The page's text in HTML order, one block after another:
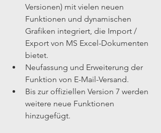
Versionen) mit vielen neuen
Funktionen und dynamischen
Grafiken integriert, die Import /
Export von MS Excel-Dokumenten
bietet.
Neufassung und Erweiterung der
Funktion von E-Mail-Versand.
Bis zur offiziellen Version 7 werden
weitere neue Funktionen
hinzugefügt.